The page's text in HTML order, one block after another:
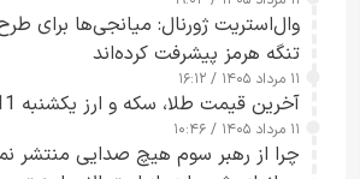
وال‌استریت ژورنال: میانجی‌ها برای
تنگه هرمز پیشرفت کرده‌اند
۱۱ مرداد ۱۴۰۵ / ۱۶:۱۲
آخرین قیمت طلا، سکه و ارز یکشنبه 11 مرداد+ جدول
۱۱ مرداد ۱۴۰۵ / ۱۰:۴۶
چرا از رهبر سوم هیچ صدایی منتشر